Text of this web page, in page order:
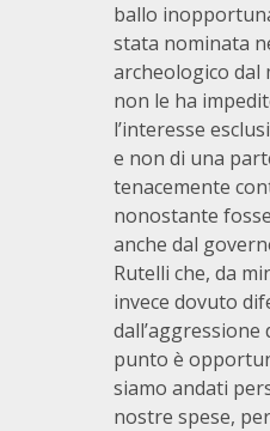
ballo
stata nominata
archeologico dal
non le ha
l’interesse
e non di una
tenacemente
nonostante
anche dal
Rutelli che, da
invece dovuto
dall’aggressione
punto è
siamo andati
nostre spese,